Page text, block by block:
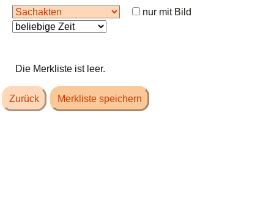
nur mit Bild
Die Merkliste ist leer.
Zurück Merkliste speichern